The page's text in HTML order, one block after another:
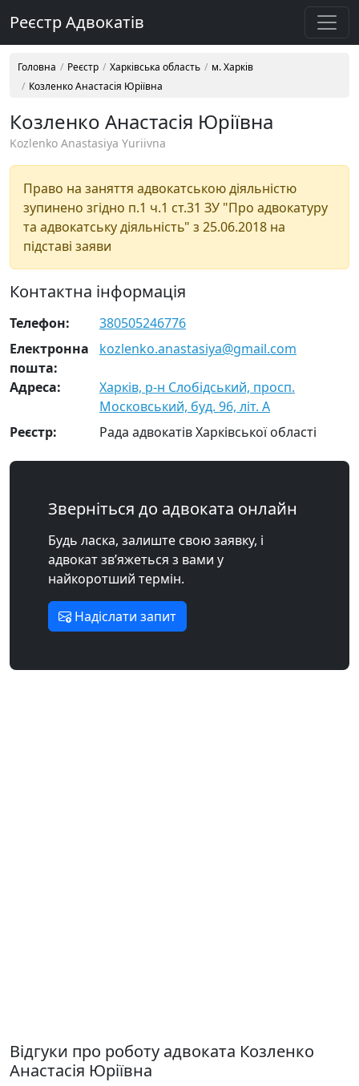
Реєстр Адвокатів
Головна Реєстр Харківська область
м. Харків
Козленко Анастасія Юріївна
Козленко Анастасія Юріївна
Kozlenko Anastasiya Yuriivna
Право на заняття адвокатською діяльністю
зупинено згідно п.1 ч.1 ст.31 ЗУ "Про адвокатуру
та адвокатську діяльність" з 25.06.2018 на
підставі заяви
Контактна інформація
Телефон:
380505246776
Електронна
пошта:
kozlenko.anastasiya@gmail.com
Адреса:
Харків, р-н Слобідський, просп.
Московський, буд. 96, літ. А
Реєстр:
Рада адвокатів Харківської області
Зверніться до адвоката онлайн
Будь ласка, залиште свою заявку, і
адвокат зв’яжеться з вами у
найкоротший термін.
Надіслати запит
Відгуки про роботу адвоката Козленко
Анастасія Юріївна